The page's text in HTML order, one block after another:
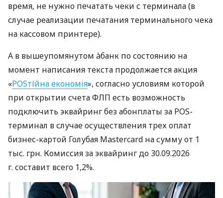
время, не нужно печатать чеки с терминала (в
случае реализации печатания терминального чека
на кассовом принтере).
А в вышеупомянутом àбанк по состоянию на
момент написания текста продолжается акция
«POSтійна економія», согласно условиям которой
при открытии счета ФЛП есть возможность
подключить эквайринг без абонплаты за POS-
терминал в случае осуществления трех оплат
бизнес-картой Голубая Mastercard на сумму от 1
тыс. грн. Комиссия за эквайринг до 30.09.2026
г. составит всего 1,2%.